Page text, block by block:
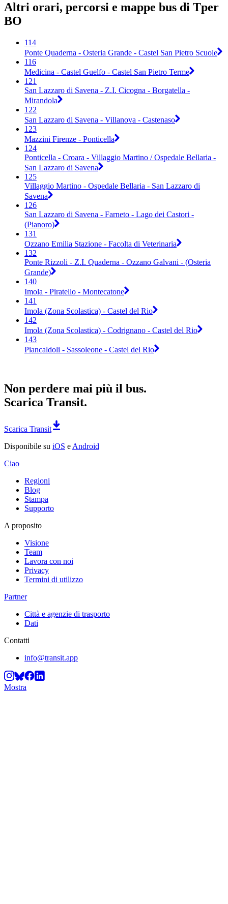
Altri orari, percorsi e mappe bus di Tper
BO
114
Ponte Quaderna - Osteria Grande - Castel San Pietro Scuole
116
Medicina - Castel Guelfo - Castel San Pietro Terme
121
San Lazzaro di Savena - Z.I. Cicogna - Borgatella -
Mirandola
122
San Lazzaro di Savena - Villanova - Castenaso
123
Mazzini Firenze - Ponticella
124
Ponticella - Croara - Villaggio Martino / Ospedale Bellaria -
San Lazzaro di Savena
125
Villaggio Martino - Ospedale Bellaria - San Lazzaro di
Savena
126
San Lazzaro di Savena - Farneto - Lago dei Castori -
(Pianoro)
131
Ozzano Emilia Stazione - Facolta di Veterinaria
132
Ponte Rizzoli - Z.I. Quaderna - Ozzano Galvani - (Osteria
Grande)
140
Imola - Piratello - Montecatone
141
Imola (Zona Scolastica) - Castel del Rio
142
Imola (Zona Scolastica) - Codrignano - Castel del Rio
143
Piancaldoli - Sassoleone - Castel del Rio
Non perdere mai più il bus.
Scarica Transit.
Scarica Transit
Disponibile su iOS e Android
Ciao
Regioni
Blog
Stampa
Supporto
A proposito
Visione
Team
Lavora con noi
Privacy
Termini di utilizzo
Partner
Città e agenzie di trasporto
Dati
Contatti
info@transit.app
Mostra